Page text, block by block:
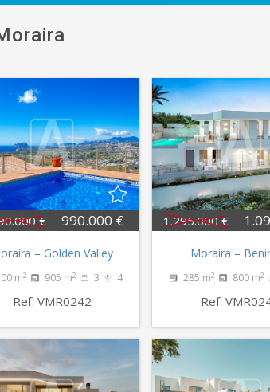
€ 990.000 €
– Golden Valley
m2 905 m2 3 4
Ref. VMR0242
1.295.000 €
Moraira –
285 m2 800 m2
Ref.